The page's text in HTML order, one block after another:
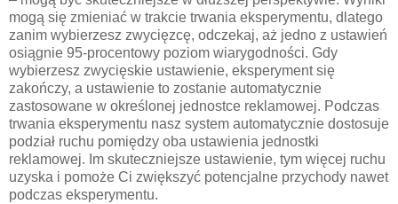
mogą się zmieniać w trakcie trwania eksperymentu, dlatego
zanim wybierzesz zwycięzcę, odczekaj, aż jedno z ustawień
osiągnie 95-procentowy poziom wiarygodności. Gdy
wybierzesz zwycięskie ustawienie, eksperyment się
zakończy, a ustawienie to zostanie automatycznie
zastosowane w określonej jednostce reklamowej. Podczas
trwania eksperymentu nasz system automatycznie dostosuje
podział ruchu pomiędzy oba ustawienia jednostki
reklamowej. Im skuteczniejsze ustawienie, tym więcej ruchu
uzyska i pomoże Ci zwiększyć potencjalne przychody nawet
podczas eksperymentu.